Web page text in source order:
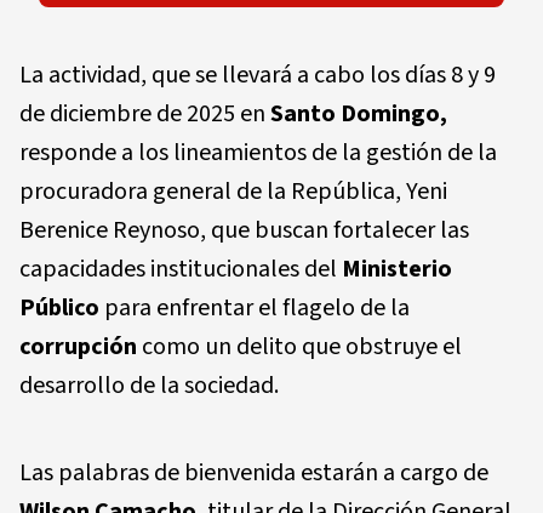
La actividad, que se llevará a cabo los días 8 y 9
de diciembre de 2025 enSanto Domingo,
responde a los lineamientos de la gestión de la
procuradora general de la República, Yeni
Berenice Reynoso, que buscan fortalecer las
capacidades institucionales del Ministerio
Público para enfrentar el flagelo de la
corrupción como un delito que obstruye el
desarrollo de la sociedad.
Las palabras de bienvenida estarán a cargo de